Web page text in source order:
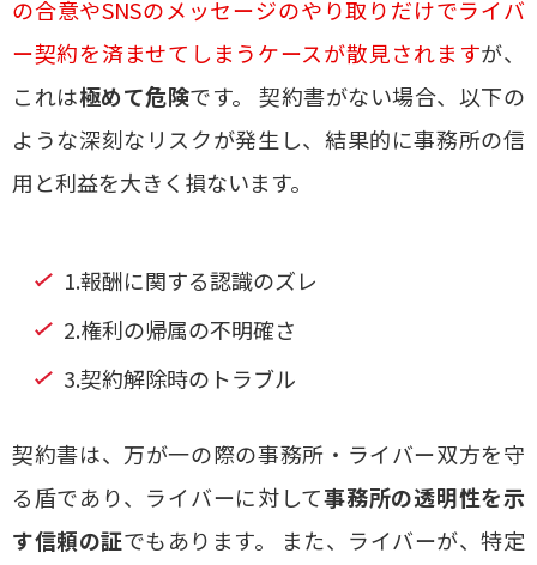
の合意やSNSのメッセージのやり取りだけでライバ
ー契約を済ませてしまうケースが散見されますが、
これは極めて危険です。 契約書がない場合、以下の
ような深刻なリスクが発生し、結果的に事務所の信
用と利益を大きく損ないます。
1.報酬に関する認識のズレ
2.権利の帰属の不明確さ
3.契約解除時のトラブル
契約書は、万が一の際の事務所・ライバー双方を守
る盾であり、ライバーに対して事務所の透明性を示
す信頼の証でもあります。 また、ライバーが、特定